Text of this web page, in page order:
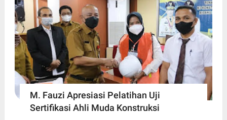
M. Fauzi Apresiasi Pelatihan Uji
Sertifikasi Ahli Muda Konstruksi